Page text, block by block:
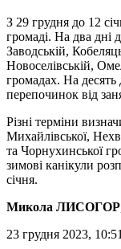
З 29 грудня до 12
громаді. На два дні
Заводській,
Новоселівській,
громадах. На
перепочинок від
Різні терміни
Михайлівської,
та Чорнухинської
зимові канікули
січня.
Микола ЛИСОГОР
23 грудня 2023, 10:51